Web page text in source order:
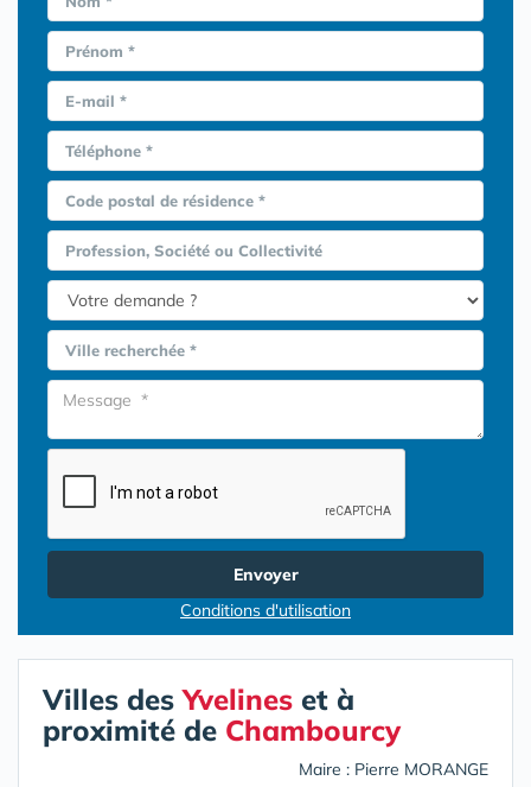
Prénom *
E-mail *
Téléphone *
Code postal de résidence *
Profession, Société ou Collectivité
Ville recherchée *
Envoyer
Conditions d'utilisation
Villes desYvelines et à
proximité de Chambourcy
Maire : Pierre MORANGE